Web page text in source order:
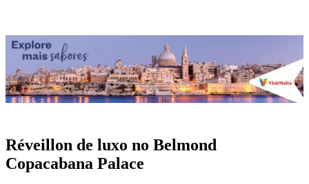
Réveillon de luxo no Belmond
Copacabana Palace